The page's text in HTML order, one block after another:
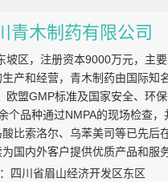
青木制药有限公司
坡区，注册资本9000万元，主
产和经营，青木制药由国际知
欧盟GMP标准及国家安全、环
个品种通过NMPA的现场检查，
比索洛尔、乌苯美司等已先后
国内外客户提供优质产品和服务
四川省眉山经济开发区东区